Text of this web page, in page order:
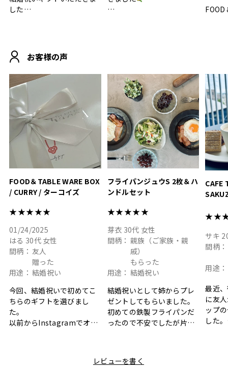
した
おうちカフェもお洒落にな
って嬉しい𖠚 ⡱
.
#hyacca #結婚祝い
素敵なギフトを
ありがとうございました
#hyacca #結婚祝い
#お祝い #プレゼント
FOOD
真っ
いい
#結婚
淡色
結婚
色イ
お客様の声
FOOD＆TABLE WARE BOX
/ CURRY / ターコイズ
★★★★★
01/24/2025
はる 30代 女性
間柄： 友人
贈った
用途： 結婚祝い
今回、結婚祝いで初めてこ
ちらのギフトを選びまし
た。
以前からInstagramでオシ
と大好きなカレーのセット
フライパンジュウS 2枚＆ハ
ンドルセット
★★★★★
芽衣 30代 女性
間柄： 親族（ご家族・親
戚）
もらった
用途： 結婚祝い
結婚祝いとして姉からプレ
ゼントしてもらいました。
初めての鉄製フライパンだ
ったので不安でしたが片手
利です。洗い物も減って一
CAFE
サキ
間柄：
用途：
最近
に友
ップ
した。
レビューを書く